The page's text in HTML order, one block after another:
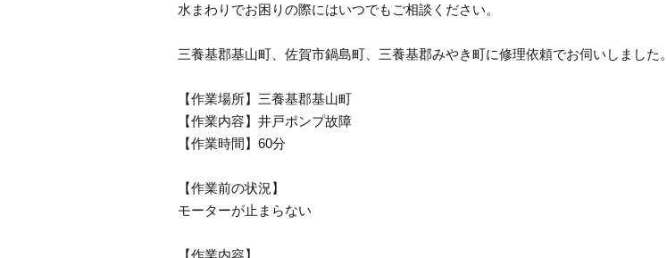
水まわりでお困りの際にはいつでもご相談ください。
三養基郡基山町、佐賀市鍋島町、三養基郡みやき町に修理依頼でお伺いしました。
【作業場所】三養基郡基山町
【作業内容】井戸ポンプ故障
【作業時間】60分
【作業前の状況】
モーターが止まらない
【作業内容】